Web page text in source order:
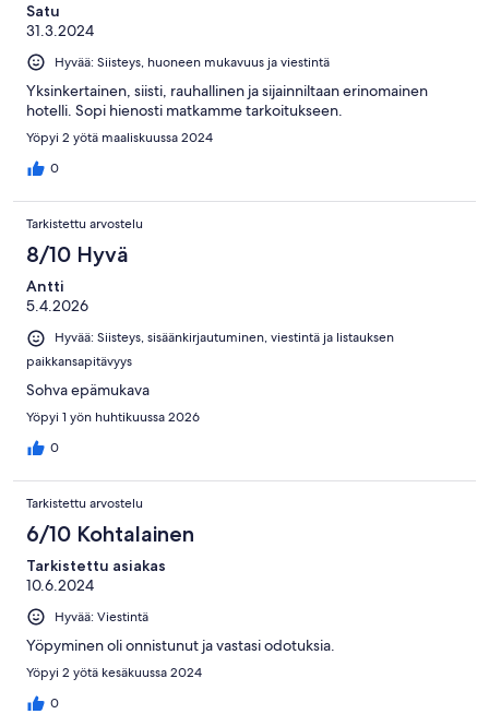
Satu
31.3.2024
Hyvää: Siisteys, huoneen mukavuus ja viestintä
Yksinkertainen, siisti, rauhallinen ja sijainniltaan erinomainen
hotelli. Sopi hienosti matkamme tarkoitukseen.
Yöpyi 2 yötä maaliskuussa 2024
0
Tarkistettu arvostelu
8/10 Hyvä
Antti
5.4.2026
Hyvää: Siisteys, sisäänkirjautuminen, viestintä ja listauksen
paikkansapitävyys
Sohva epämukava
Yöpyi 1 yön huhtikuussa 2026
0
Tarkistettu arvostelu
6/10 Kohtalainen
Tarkistettu asiakas
10.6.2024
Hyvää: Viestintä
Yöpyminen oli onnistunut ja vastasi odotuksia.
Yöpyi 2 yötä kesäkuussa 2024
0